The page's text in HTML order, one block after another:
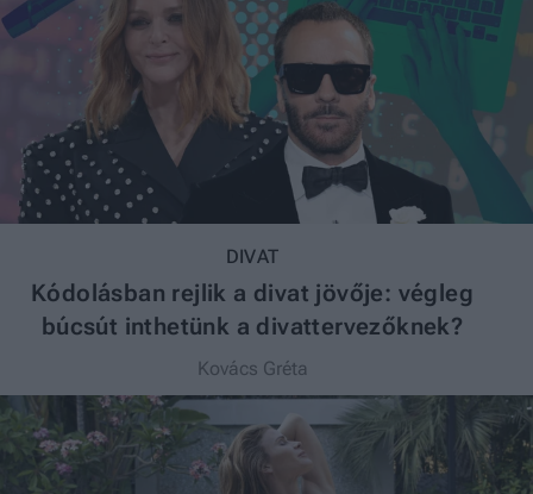
DIVAT
Kódolásban rejlik a divat jövője: végleg
búcsút inthetünk a divattervezőknek?
Kovács Gréta